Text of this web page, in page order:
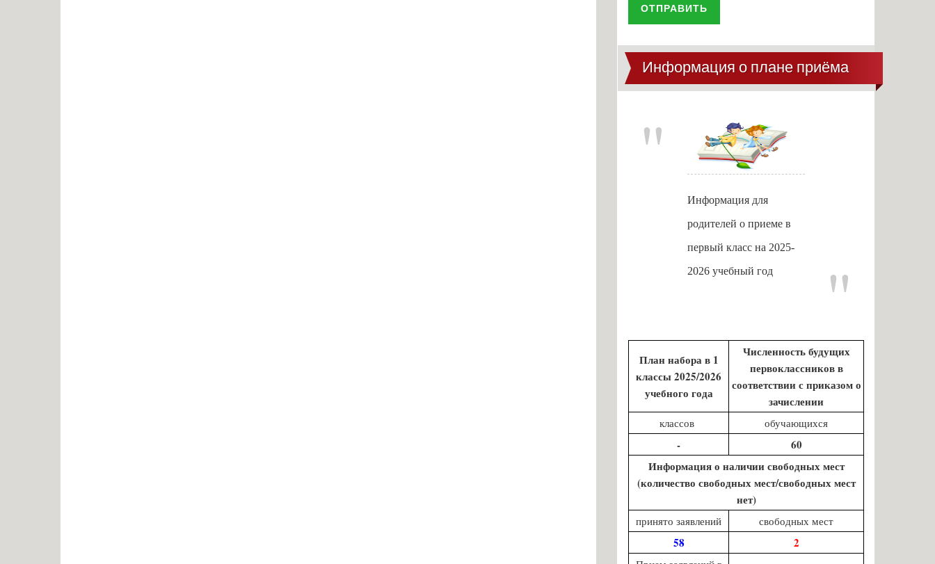
ОТПРАВИТЬ
Информация о плане приёма
Информация для
родителей о приеме в
первый класс на 2025-
2026 учебный год
План набора в 1
классы 2025/2026
учебного года
Численность будущих
первоклассников в
соответствии с приказом о
зачислении
классов обучающихся
-
60
Информация о наличии свободных мест
(количество свободных мест/свободных мест
нет)
принято заявлений свободных мест
58 2